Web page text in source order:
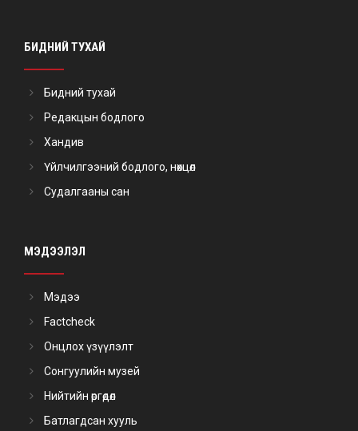
БИДНИЙ ТУХАЙ
Бидний тухай
Редакцын бодлого
Хандив
Үйлчилгээний бодлого, нөхцөл
Судалгааны сан
МЭДЭЭЛЭЛ
Мэдээ
Factcheck
Онцлох үзүүлэлт
Сонгуулийн музей
Нийтийн өргөдөл
Батлагдсан хууль